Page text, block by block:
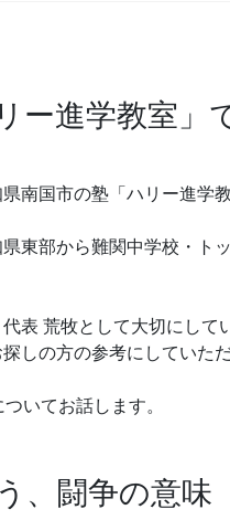
ー進学教室」
南国市の塾「ハリー進学
県東部から難関中学校・
表 荒牧として大切にして
しの方の参考にしていた
いてお話します。
、闘争の意味